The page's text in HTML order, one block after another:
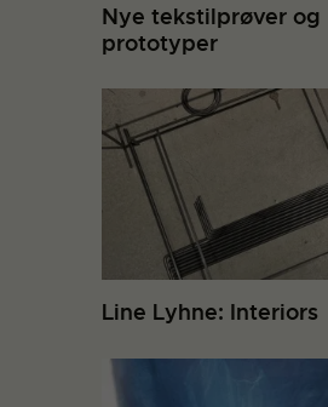
Nye tekstilprøver og
prototyper
Line Lyhne: Interiors